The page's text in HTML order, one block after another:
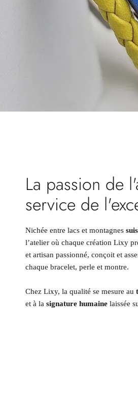
La passion de
service de
Nichée entre lacs et montagnes
l’atelier où chaque création Lixy
et artisan passionné, conçoit et
chaque bracelet, perle et montre.
Chez Lixy, la qualité se mesure au
et à lasignature humaine laissée